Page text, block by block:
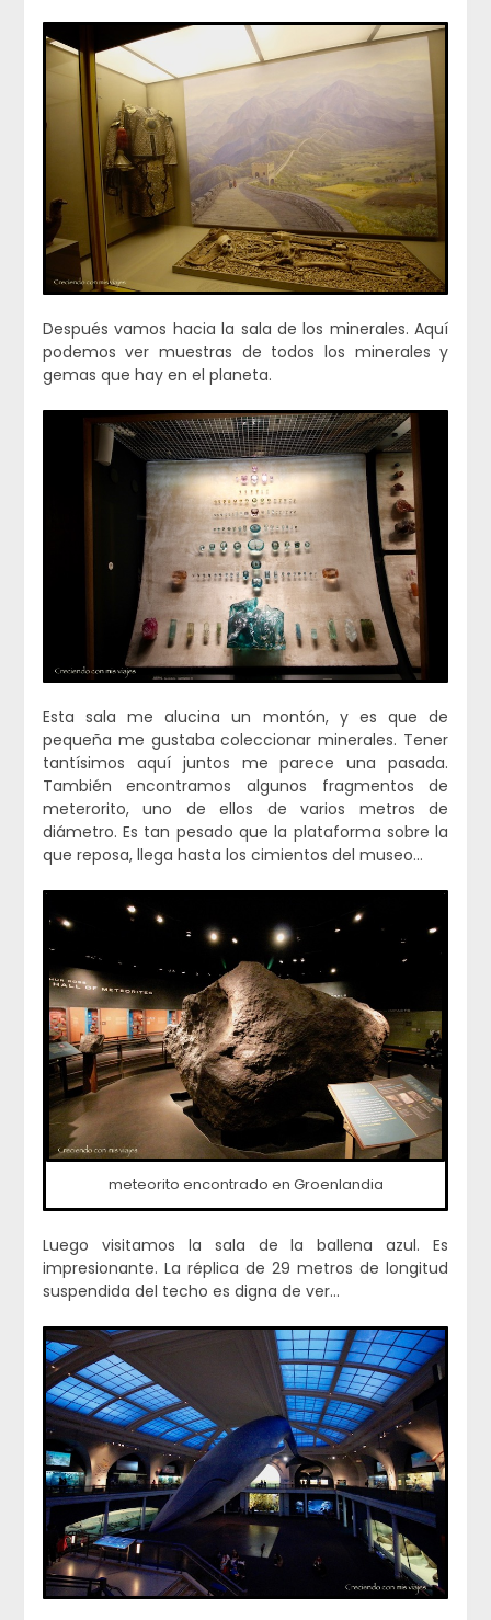
Después vamos hacia la sala de los minerales. Aquí
podemos ver muestras de todos los minerales y
gemas que hay en el planeta.
Esta sala me alucina un montón, y es que de
pequeña me gustaba coleccionar minerales. Tener
tantísimos aquí juntos me parece una pasada.
También encontramos algunos fragmentos de
meterorito, uno de ellos de varios metros de
diámetro. Es tan pesado que la plataforma sobre la
que reposa, llega hasta los cimientos del museo…
meteorito encontrado en Groenlandia
Luego visitamos la sala de la ballena azul. Es
impresionante. La réplica de 29 metros de longitud
suspendida del techo es digna de ver…